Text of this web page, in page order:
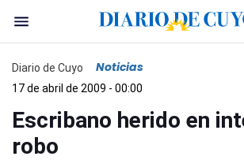
Diario de Cuyo Noticias
17 de abril de 2009 - 00:00
Escribano herido en
robo